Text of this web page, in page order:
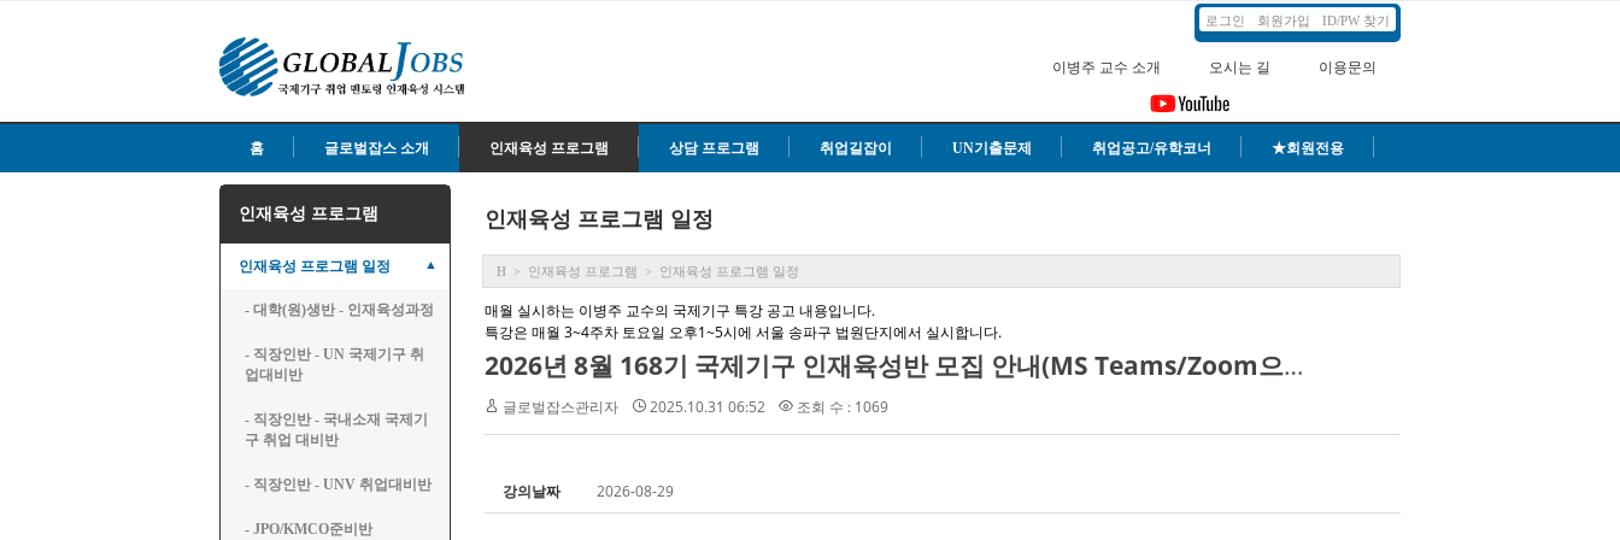
로그인 회원가입 ID/PW 찾기
이병주 교수 소개 오시는 길 이용문의
홈 글로벌잡스 소개 인재육성 프로그램 상담 프로그램 취업길잡이 UN기출문제 취업공고/유학코너 ★회원전용
인재육성 프로그램
인재육성 프로그램 일정 ▲
- 대학(원)생반 - 인재육성과정
- 직장인반 - UN 국제기구 취
업대비반
- 직장인반 - 국내소재 국제기
구 취업 대비반
- 직장인반 - UNV 취업대비반
- JPO/KMCO준비반
인재육성 프로그램 일정
H > 인재육성 프로그램 > 인재육성 프로그램 일정
매월 실시하는 이병주 교수의 국제기구 특강 공고 내용입니다.
특강은 매월 3~4주차 토요일 오후1~5시에 서울 송파구 법원단지에서 실시합니다.
2026년 8월 168기 국제기구 인재육성반 모집 안내(MS Teams/Zoom으로도 가능)
글로벌잡스관리자 2025.10.31 06:52 조회 수 : 1069
강의날짜 2026-08-29